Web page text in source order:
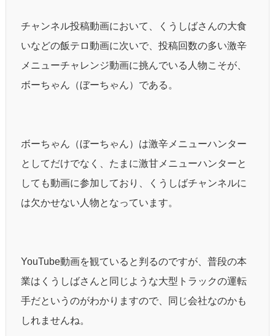
チャンネル投稿動画において、くうしばさんの大食
いなどの飯テロ動画に次いで、投稿回数の多い激辛
メニューチャレンジ動画に挑んでいる人物こそが、
ボーちゃん（ぼーちゃん）である。
ボーちゃん（ぼーちゃん）は激辛メニューハンター
としてだけでなく、たまに激甘メニューハンターと
しても動画に参加しており、くうしばチャンネルに
は欠かせない人物となっています。
YouTube動画を観ていると判るのですが、普段の本
業はくうしばさんと同じような大型トラックの運転
手だというのがわかりますので、同じ会社なのかも
しれませんね。